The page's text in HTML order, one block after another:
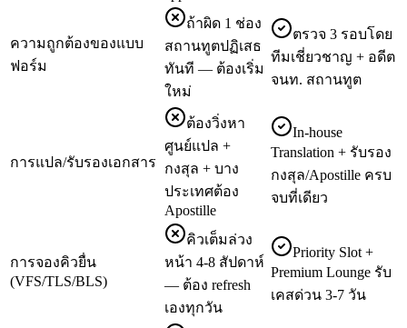
ความถูกต้องของแบบ
ฟอร์ม
ถ้าผิด 1 ช่อง
สถานทูตปฏิเสธ
ทันที — ต้องเริ่ม
ใหม่
ตรวจ 3 รอบโดย
ทีมเชี่ยวชาญ + อดีต
จนท. สถานทูต
การแปล/รับรองเอกสาร
ต้องวิ่งหา
ศูนย์แปล +
กงสุล + บาง
ประเทศต้อง
Apostille
In-house
Translation + รับรอง
กงสุล/Apostille ครบ
จบที่เดียว
การจองคิวยื่น
(VFS/TLS/BLS)
คิวเต็มล่วง
หน้า 4-8 สัปดาห์
— ต้อง refresh
เองทุกวัน
Priority Slot +
Premium Lounge รับ
เคสด่วน 3-7 วัน